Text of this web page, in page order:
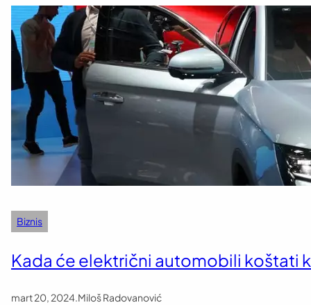
Biznis
Kada će električni automobili koštati
mart 20, 2024.Miloš Radovanović